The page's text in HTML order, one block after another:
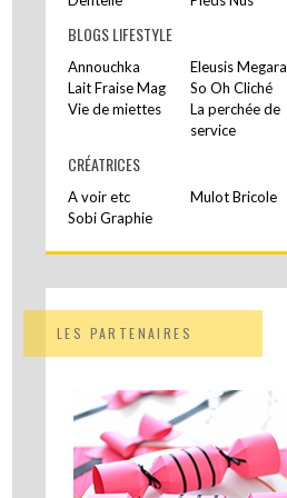
BLOGS LIFESTYLE
Annouchka
Eleusis Megara
Lait Fraise Mag
So Oh Cliché
Vie de miettes
La perchée de
service
CRÉATRICES
A voir etc
Mulot Bricole
Sobi Graphie
LES PARTENAIRES